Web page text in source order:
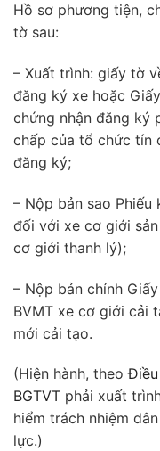
Hồ sơ phương tiện,
tờ sau:
– Xuất trình: giấy tờ
đăng ký xe hoặc
chứng nhận đăng ký
chấp của tổ chức tín
đăng ký;
– Nộp bản sao
đối với xe cơ giới
cơ giới thanh lý);
– Nộp bản chính
BVMT xe cơ giới cải
mới cải tạo.
(Hiện hành, theo
BGTVT phải xuất
hiểm trách nhiệm
lực.)